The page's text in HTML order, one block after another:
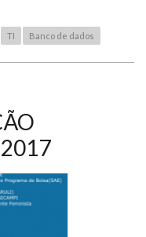
TI Banco de dados